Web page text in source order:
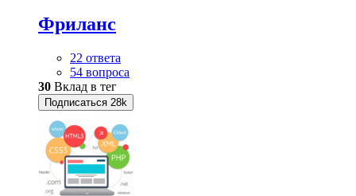
Фриланс
22 ответа
54 вопроса
30 Вклад в тег
Подписаться 28k